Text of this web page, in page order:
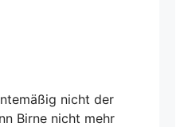
nicht der
Birne nicht mehr